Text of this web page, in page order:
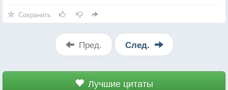
Сохранить
Пред. След.
Лучшие цитаты